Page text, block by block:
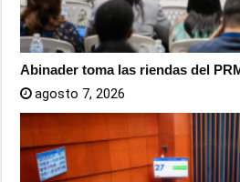
Abinader toma las riendas del
agosto 7, 2026